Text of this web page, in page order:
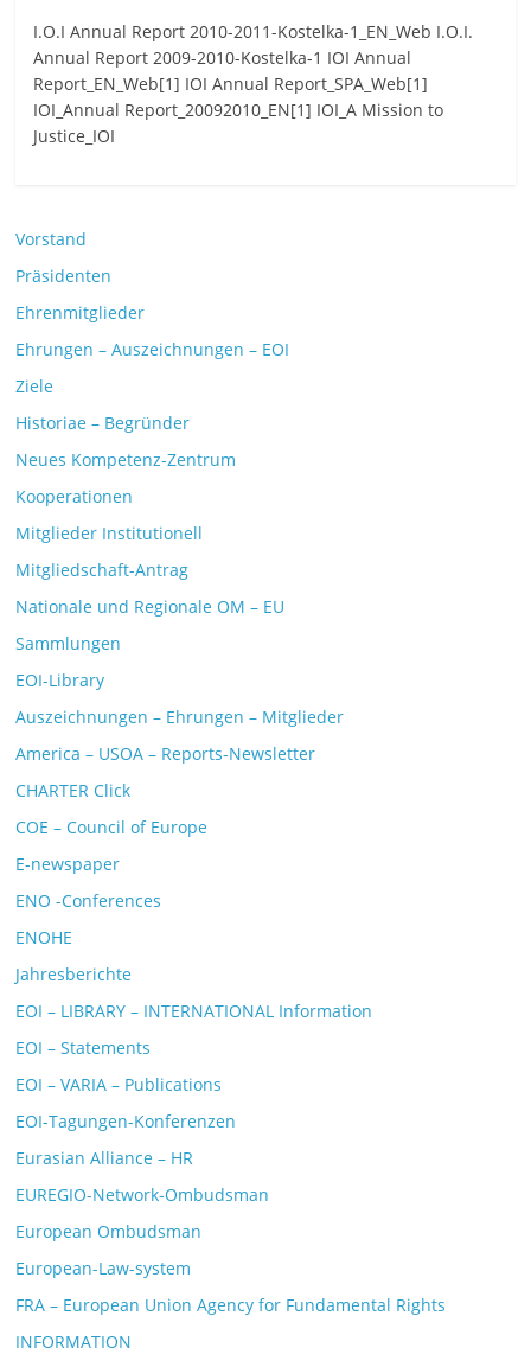
I.O.I Annual Report 2010-2011-Kostelka-1_EN_Web I.O.I.
Annual Report 2009-2010-Kostelka-1 IOI Annual
Report_EN_Web[1] IOI Annual Report_SPA_Web[1]
IOI_Annual Report_20092010_EN[1] IOI_A Mission to
Justice_IOI
Vorstand
Präsidenten
Ehrenmitglieder
Ehrungen – Auszeichnungen – EOI
Ziele
Historiae – Begründer
Neues Kompetenz-Zentrum
Kooperationen
Mitglieder Institutionell
Mitgliedschaft-Antrag
Nationale und Regionale OM – EU
Sammlungen
EOI-Library
Auszeichnungen – Ehrungen – Mitglieder
America – USOA – Reports-Newsletter
CHARTER Click
COE – Council of Europe
E-newspaper
ENO -Conferences
ENOHE
Jahresberichte
EOI – LIBRARY – INTERNATIONAL Information
EOI – Statements
EOI – VARIA – Publications
EOI-Tagungen-Konferenzen
Eurasian Alliance – HR
EUREGIO-Network-Ombudsman
European Ombudsman
European-Law-system
FRA – European Union Agency for Fundamental Rights
INFORMATION